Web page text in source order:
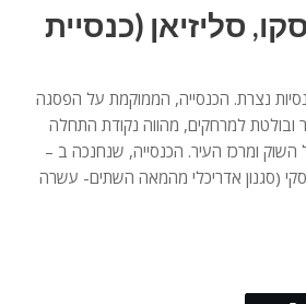
סליזיאן (כנסיית
נצרת. הכנסייה, הממוקמת על הפסגה
ובולטת למרחקים, מהווה נקודת התחלה
השוק ומרכז העיר. הכנסייה, שנחנכה ב –
(סגנון אדריכלי מהמאה השתים- עשרה